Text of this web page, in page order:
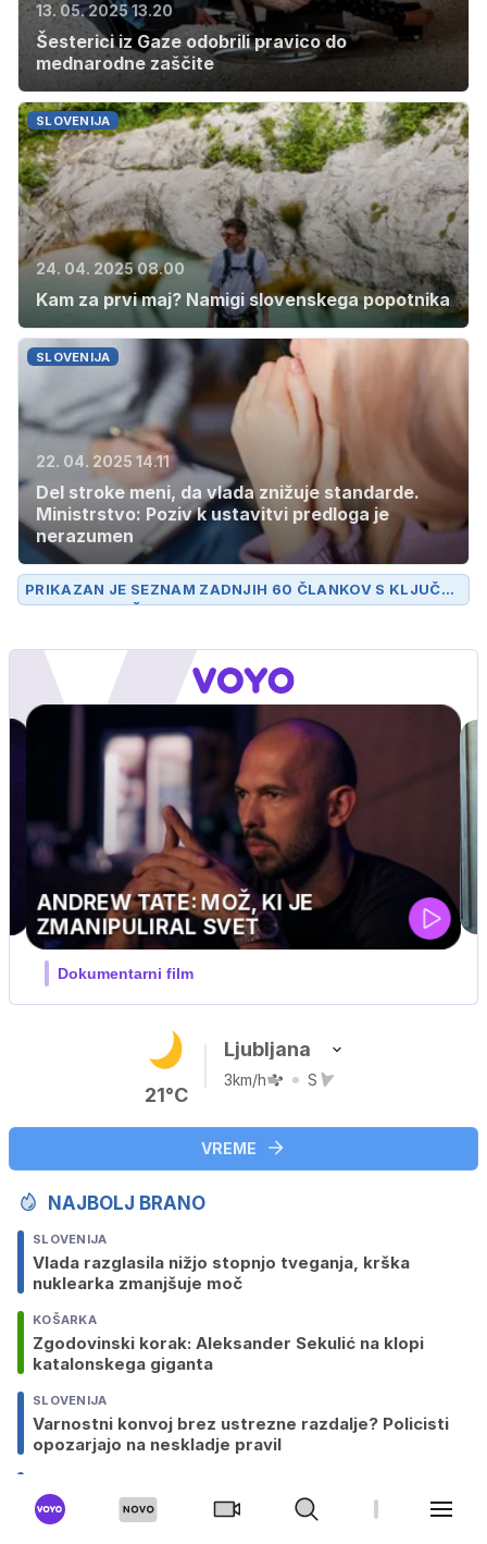
13. 05. 2025 13.20
Šesterici iz Gaze odobrili pravico do
mednarodne zaščite
SLOVENIJA
24. 04. 2025 08.00
Kam za prvi maj? Namigi slovenskega popotnika
SLOVENIJA
22. 04. 2025 14.11
Del stroke meni, da vlada znižuje standarde.
Ministrstvo: Poziv k ustavitvi predloga je
nerazumen
PRIKAZAN JE SEZNAM ZADNJIH 60 ČLANKOV S KLJUČN
O BESEDOSOČA.
IQ 160
Nova hrvaška serija
21°C
Ljubljana
3km/h S
VREME
NAJBOLJ BRANO
SLOVENIJA
Vlada razglasila nižjo stopnjo tveganja, krška
nuklearka zmanjšuje moč
KOŠARKA
Zgodovinski korak: Aleksander Sekulić na klopi
katalonskega giganta
SLOVENIJA
Varnostni konvoj brez ustrezne razdalje? Policisti
opozarjajo na neskladje pravil
Vročinske nevihte ponekod ohladile ozračje za
dobrih 10 stopinj